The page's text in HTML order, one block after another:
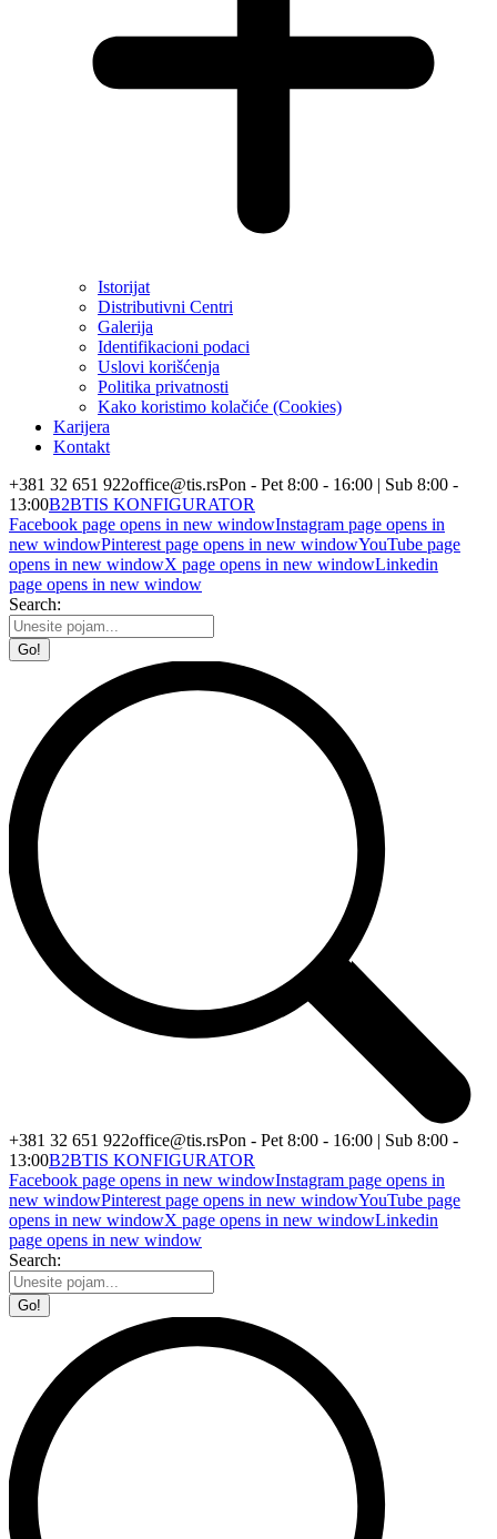
Istorijat
Distributivni Centri
Galerija
Identifikacioni podaci
Uslovi korišćenja
Politika privatnosti
Kako koristimo kolačiće (Cookies)
Karijera
Kontakt
+381 32 651 922office@tis.rsPon - Pet 8:00 - 16:00 | Sub 8:00 -
13:00B2BTIS KONFIGURATOR
Facebook page opens in new windowInstagram page opens in
new windowPinterest page opens in new windowYouTube page
opens in new windowX page opens in new windowLinkedin
page opens in new window
Search:
+381 32 651 922office@tis.rsPon - Pet 8:00 - 16:00 | Sub 8:00 -
13:00B2BTIS KONFIGURATOR
Facebook page opens in new windowInstagram page opens in
new windowPinterest page opens in new windowYouTube page
opens in new windowX page opens in new windowLinkedin
page opens in new window
Search: